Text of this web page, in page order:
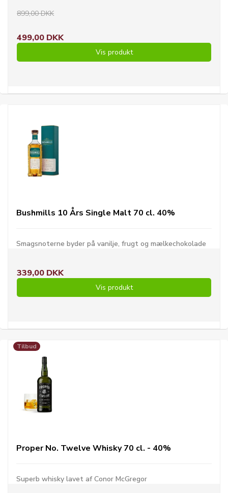
899,00 DKK
499,00 DKK
Vis produkt
Bushmills 10 Års Single Malt 70 cl. 40%
Smagsnoterne byder på vanilje, frugt og mælkechokolade
339,00 DKK
Vis produkt
Tilbud
Proper No. Twelve Whisky 70 cl. - 40%
Superb whisky lavet af Conor McGregor